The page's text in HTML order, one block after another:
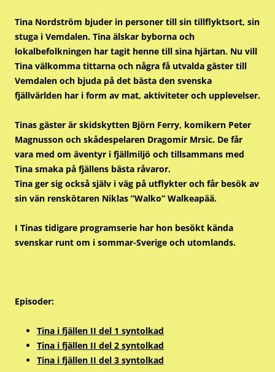
Tina Nordström bjuder in personer till sin tillflyktsort, sin
stuga i Vemdalen. Tina älskar byborna och
lokalbefolkningen har tagit henne till sina hjärtan. Nu vill
Tina välkomma tittarna och några få utvalda gäster till
Vemdalen och bjuda på det bästa den svenska
fjällvärlden har i form av mat, aktiviteter och upplevelser.
Tinas gäster är skidskytten Björn Ferry, komikern Peter
Magnusson och skådespelaren Dragomir Mrsic. De får
vara med om äventyr i fjällmiljö och tillsammans med
Tina smaka på fjällens bästa råvaror.
Tina ger sig också själv i väg på utflykter och får besök av
sin vän renskötaren Niklas ”Walko” Walkeapää.
I Tinas tidigare programserie har hon besökt kända
svenskar runt om i sommar-Sverige och utomlands.
Episoder:
Tina i fjällen II del 1 syntolkad
Tina i fjällen II del 2 syntolkad
Tina i fjällen II del 3 syntolkad